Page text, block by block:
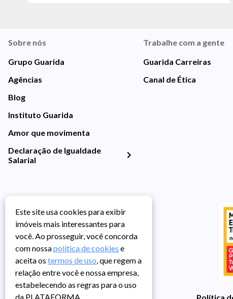
Sobre nós
Grupo Guarida
Agências
Blog
Instituto Guarida
Amor que movimenta
Declaração de Igualdade
Salarial
Trabalhe com a gente
Guarida Carreiras
Canal de Ética
Política
Este site usa cookies para exibir
imóveis mais interessantes para
você. Ao prosseguir, você concorda
com nossapolítica de cookies e
aceita os termos de uso, que regem a
relação entre você e nossa empresa,
estabelecendo as regras para o uso
da PLATAFORMA.